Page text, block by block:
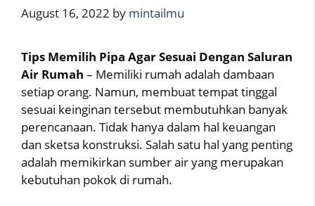
August 16, 2022 by mintailmu
Tips Memilih Pipa Agar Sesuai Dengan Saluran
Air Rumah – Memiliki rumah adalah dambaan
setiap orang. Namun, membuat tempat tinggal
sesuai keinginan tersebut membutuhkan banyak
perencanaan. Tidak hanya dalam hal keuangan
dan sketsa konstruksi. Salah satu hal yang penting
adalah memikirkan sumber air yang merupakan
kebutuhan pokok di rumah.